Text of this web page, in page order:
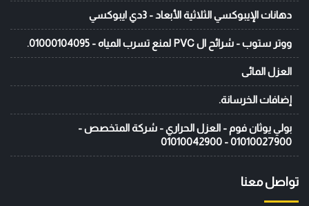
دهانات الإيبوكسي الثلاثية الأبعاد - 3دي ايبوكسي
ووتر ستوب - شرائح ال PVC لمنع تسرب المياه - 01000104095.
العزل المائى
إضافات الخرسانة.
بولي يوثان فوم - العزل الحراري - شركة المتخصص -
01010027900 - 01010042900
تواصل معنا